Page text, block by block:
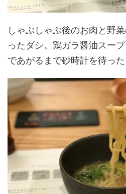
しゃぶしゃぶ後のお肉と野
ったダシ。鶏ガラ醤油スー
であがるまで砂時計を待った